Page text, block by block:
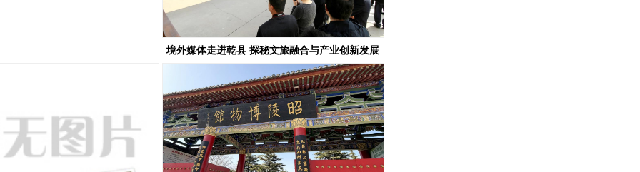
境外媒体走进乾县 探秘文旅融合与产业创新发展
密码